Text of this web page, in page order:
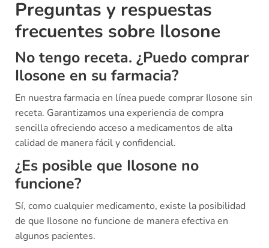
Preguntas y respuestas
frecuentes sobre Ilosone
No tengo receta. ¿Puedo comprar
Ilosone en su farmacia?
En nuestra farmacia en línea puede comprar Ilosone sin
receta. Garantizamos una experiencia de compra
sencilla ofreciendo acceso a medicamentos de alta
calidad de manera fácil y confidencial.
¿Es posible que Ilosone no
funcione?
Sí, como cualquier medicamento, existe la posibilidad
de que Ilosone no funcione de manera efectiva en
algunos pacientes.